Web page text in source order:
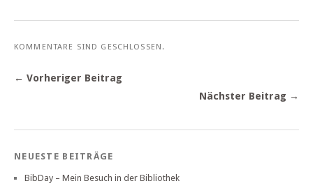
KOMMENTARE SIND GESCHLOSSEN.
← Vorheriger Beitrag
Nächster Beitrag →
NEUESTE BEITRÄGE
BibDay – Mein Besuch in der Bibliothek